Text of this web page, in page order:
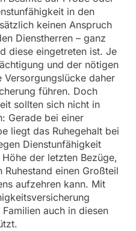
in den
keinen Anspruch
Dienstherren – ganz
diese eingetreten ist. Je
und der nötigen
Versorgungslücke daher
führen. Doch
sollten sich nicht in
Gerade bei einer
liegt das Ruhegehalt bei
Dienstunfähigkeit
der letzten Bezüge,
einen Großteil
aufzehren kann. Mit
auch in diesen